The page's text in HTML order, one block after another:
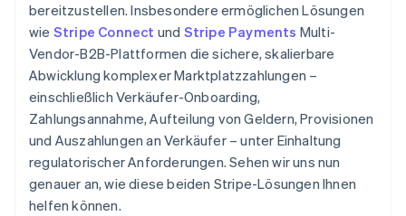
bereitzustellen. Insbesondere ermöglichen Lösungen
wie Stripe Connect und Stripe Payments Multi-
Vendor-B2B-Plattformen die sichere, skalierbare
Abwicklung komplexer Marktplatzzahlungen –
einschließlich Verkäufer-Onboarding,
Zahlungsannahme, Aufteilung von Geldern, Provisionen
und Auszahlungen an Verkäufer – unter Einhaltung
regulatorischer Anforderungen. Sehen wir uns nun
genauer an, wie diese beiden Stripe-Lösungen Ihnen
helfen können.